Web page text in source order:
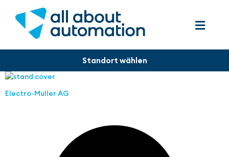
Electro-Müller AG